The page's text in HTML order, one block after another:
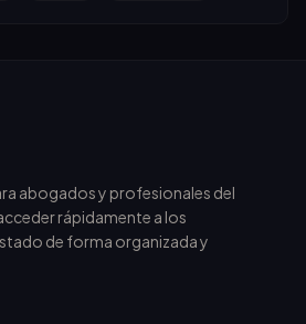
abogados y profesionales del
rápidamente a los
de forma organizada y